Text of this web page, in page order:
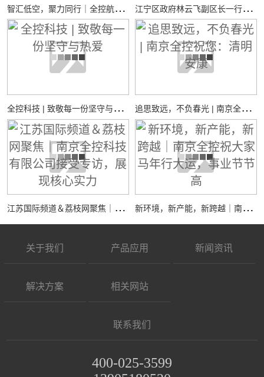
智
汇低空，聚力同行｜全控航空共探低空经济装备新机遇 江
宁区政府林云飞副区长一行调研全控仿真平台新工厂项目建设工作
全
控科技 | 致敬每一份坚守与热爱 追
思致远，不负春光 | 南京全控祝您：清明安康
江
苏国际频道＆荔枝网聚焦｜南京全控科技有限公司接受专访，展现核心实力 新
环境，新产能，新跨越｜南京全控祝大家马年行大运，事业节节高
关于我们 产品应用 新闻资讯
解决方案 相关网站
联系我们
400-025-3599